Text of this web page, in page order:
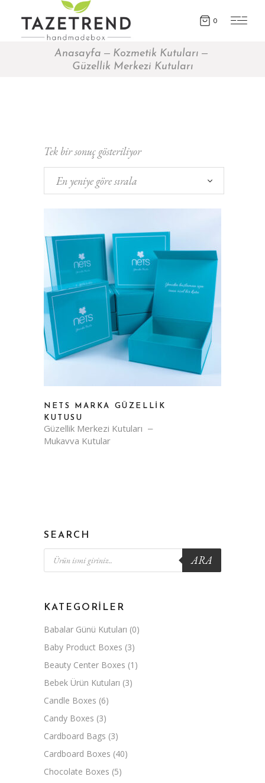
0
Anasayfa
Kozmetik Kutuları
Güzellik Merkezi Kutuları
Tek bir sonuç gösteriliyor
En yeniye göre sırala
NETS MARKA GÜZELLIK
KUTUSU
Güzellik Merkezi Kutuları
Mukavva Kutular
SEARCH
Products
search ARA
KATEGORILER
Babalar Günü Kutuları (0)
Baby Product Boxes (3)
Beauty Center Boxes (1)
Bebek Ürün Kutuları (3)
Candle Boxes (6)
Candy Boxes (3)
Cardboard Bags (3)
Cardboard Boxes (40)
Chocolate Boxes (5)